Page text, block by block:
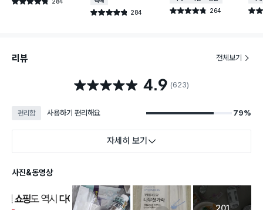
별점 4.8점 건 작성
별점 4.8점 284
건 작성
별점 4.8점 264
건 작성 별점
리뷰 전체보기
별점 4.9점 4.9 (623)
편리함 사용하기 편리해요 79%
자세히 보기
사진&동영상